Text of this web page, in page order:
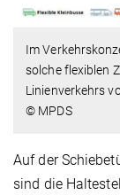
Im
solche flexiblen
Linienverkehrs
© MPDS
Auf der
sind die